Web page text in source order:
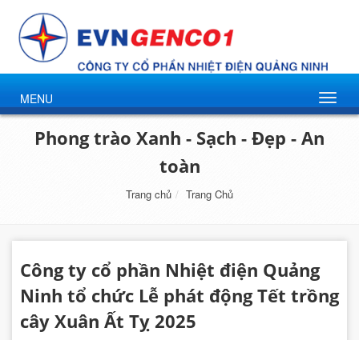
MENU
Phong trào Xanh - Sạch - Đẹp - An
toàn
Trang chủ Trang Chủ
Công ty cổ phần Nhiệt điện Quảng
Ninh tổ chức Lễ phát động Tết trồng
cây Xuân Ất Tỵ 2025